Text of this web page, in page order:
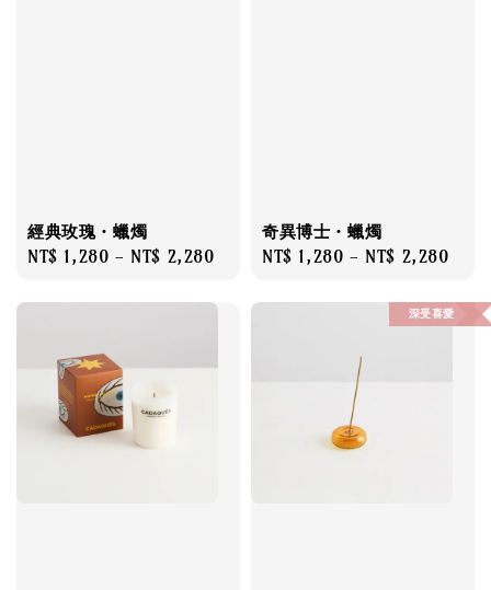
經典玫瑰・蠟燭
Regular
NT$ 1,280 - NT$ 2,280
奇異博士・蠟燭
Regular
NT$ 1,280 - NT$ 2,280
深受喜愛